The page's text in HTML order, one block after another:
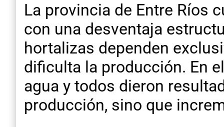
La provincia de Entre Ríos
con una desventaja
hortalizas dependen
dificulta la producción. En
agua y todos dieron
producción, sino que